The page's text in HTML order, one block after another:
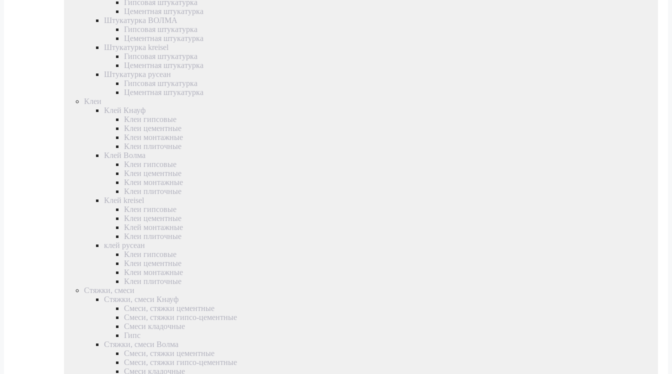
Гипсовая штукатурка
Цементная штукатурка
Штукатурка ВОЛМА
Гипсовая штукатурка
Цементная штукатурка
Штукатурка kreisel
Гипсовая штукатурка
Цементная штукатурка
Штукатурка русеан
Гипсовая штукатурка
Цементная штукатурка
Клеи
Клей Кнауф
Клеи гипсовые
Клеи цементные
Клеи монтажные
Клеи плиточные
Клей Волма
Клеи гипсовые
Клеи цементные
Клеи монтажные
Клеи плиточные
Клей kreisel
Клеи гипсовые
Клеи цементные
Клей монтажные
Клеи плиточные
клей русеан
Клеи гипсовые
Клеи цементные
Клеи монтажные
Клеи плиточные
Стяжки, смеси
Стяжки, смеси Кнауф
Смеси, стяжки цементные
Смеси, стяжки гипсо-цементные
Смеси кладочные
Гипс
Стяжки, смеси Волма
Смеси, стяжки цементные
Смеси, стяжки гипсо-цементные
Смеси кладочные